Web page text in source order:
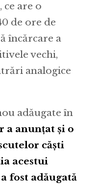
are o
de ore de
încărcare a
vechi,
analogice
adăugate în
a anunțat și o
căști
acestui
fost adăugată